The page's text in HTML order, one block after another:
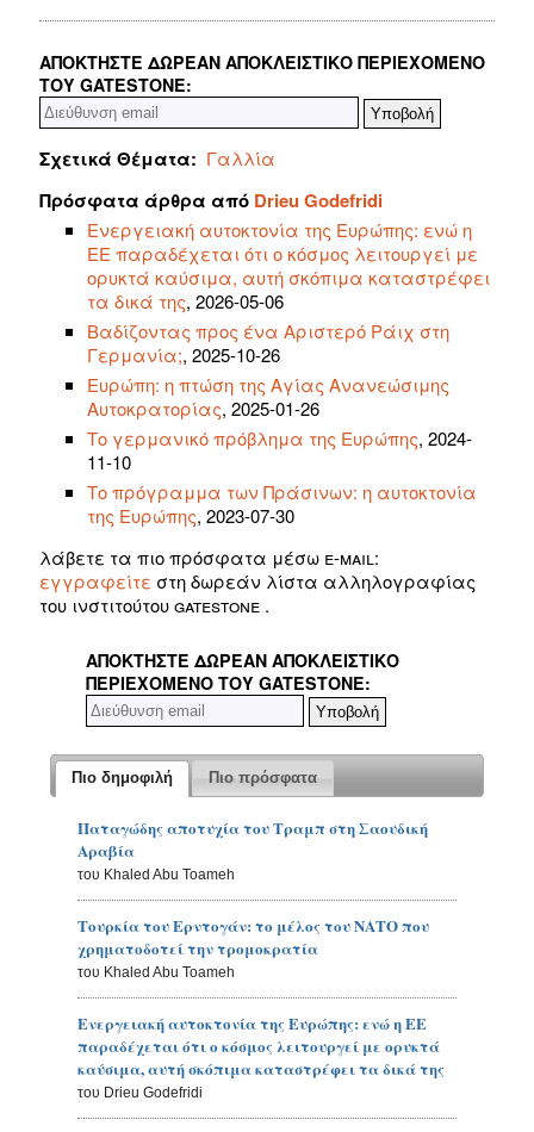
ΑΠΟΚΤΉΣΤΕ ΔΩΡΕΆΝ ΑΠΟΚΛΕΙΣΤΙΚΌ ΠΕΡΙΕΧΌΜΕΝΟ
ΤΟΥ GATESTONE:
Σχετικά Θέματα: Γαλλία
Πρόσφατα άρθρα από Drieu Godefridi
Ενεργειακή αυτοκτονία της Ευρώπης: ενώ η
ΕΕ παραδέχεται ότι ο κόσμος λειτουργεί με
ορυκτά καύσιμα, αυτή σκόπιμα καταστρέφει
τα δικά της, 2026-05-06
Βαδίζοντας προς ένα Αριστερό Ράιχ στη
Γερμανία;, 2025-10-26
Ευρώπη: η πτώση της Αγίας Ανανεώσιμης
Αυτοκρατορίας, 2025-01-26
Το γερμανικό πρόβλημα της Ευρώπης, 2024-
11-10
Το πρόγραμμα των Πράσινων: η αυτοκτονία
της Ευρώπης, 2023-07-30
λάβετε τα πιο πρόσφατα μέσω e-mail:
εγγραφείτε στη δωρεάν λίστα αλληλογραφίας
του ινστιτούτου gatestone .
ΑΠΟΚΤΉΣΤΕ ΔΩΡΕΆΝ ΑΠΟΚΛΕΙΣΤΙΚΌ
ΠΕΡΙΕΧΌΜΕΝΟ ΤΟΥ GATESTONE:
Πιο δημοφιλή Πιο πρόσφατα
Παταγώδης αποτυχία του Τραμπ στη Σαουδική
Αραβία
του Khaled Abu Toameh
Τουρκία του Ερντογάν: το μέλος του ΝΑΤΟ που
χρηματοδοτεί την τρομοκρατία
του Khaled Abu Toameh
Ενεργειακή αυτοκτονία της Ευρώπης: ενώ η ΕΕ
παραδέχεται ότι ο κόσμος λειτουργεί με ορυκτά
καύσιμα, αυτή σκόπιμα καταστρέφει τα δικά της
του Drieu Godefridi